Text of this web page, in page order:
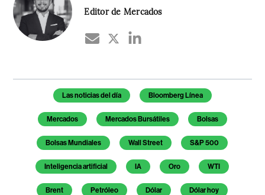
Editor de Mercados
Temas de este artículo
Las noticias del día Bloomberg Línea
Mercados Mercados Bursátiles Bolsas
Bolsas Mundiales Wall Street S&P 500
Inteligencia artificial IA Oro WTI
Brent Petróleo Dólar Dólar hoy